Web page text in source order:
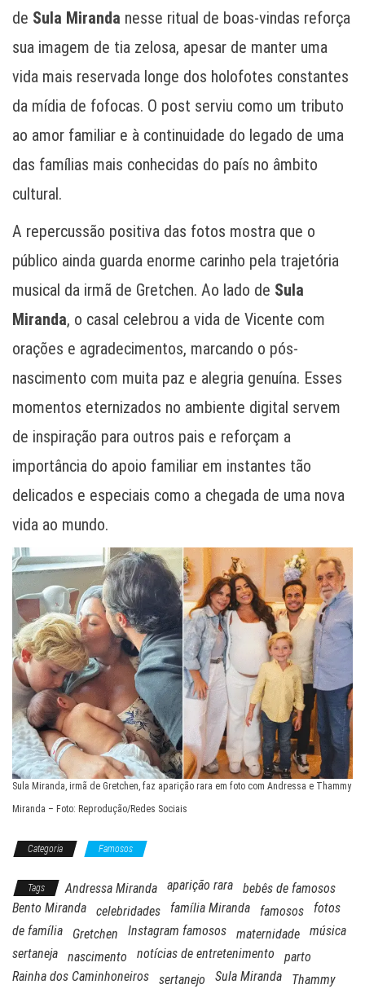
de Sula Miranda nesse ritual de boas-vindas reforça
sua imagem de tia zelosa, apesar de manter uma
vida mais reservada longe dos holofotes constantes
da mídia de fofocas. O post serviu como um tributo
ao amor familiar e à continuidade do legado de uma
das famílias mais conhecidas do país no âmbito
cultural.
A repercussão positiva das fotos mostra que o
público ainda guarda enorme carinho pela trajetória
musical da irmã de Gretchen. Ao lado de Sula
Miranda, o casal celebrou a vida de Vicente com
orações e agradecimentos, marcando o pós-
nascimento com muita paz e alegria genuína. Esses
momentos eternizados no ambiente digital servem
de inspiração para outros pais e reforçam a
importância do apoio familiar em instantes tão
delicados e especiais como a chegada de uma nova
vida ao mundo.
Sula Miranda, irmã de Gretchen, faz aparição rara em foto com Andressa e Thammy
Miranda – Foto: Reprodução/Redes Sociais
Categoria Famosos
Tags Andressa Miranda aparição rara
bebês de famosos
Bento Miranda
celebridades família Miranda famosos
fotos
de família
Gretchen Instagram famosos maternidade
música
sertaneja
nascimento notícias de entretenimento
parto
Rainha dos Caminhoneiros
sertanejo Sula Miranda
Thammy